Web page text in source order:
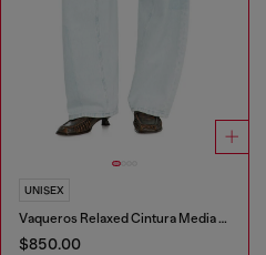
UNISEX
Vaqueros Relaxed Cintura Media 1997 D-Enim-M
$850.00